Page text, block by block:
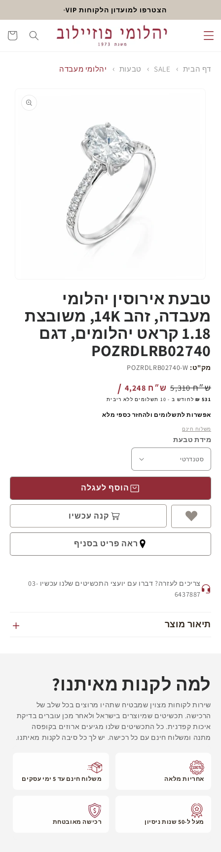
הצטרפו למועדון הלקוחות VIP
עגלה
דף הבית SALE טבעות יהלומי מעבדה
modal
טבעת אירוסין יהלומי
מעבדה, זהב 14K, משובצת
1.18 קראט יהלומים, דגם
POZRDLRB02740
מק"ט: POZRDLRB02740-W
מחיר
רגיל
4,248 ש״ח 5,310 ש״ח
לחודש ב - 10 תשלומים ללא ריבית
אפשרות לתשלומים ולהחזר כספי מלא
משלוח חינם
מדיניות משלוח
קיימות 2 אלטרנטיבות למשלוח:
איסוף מהסניף הקרוב 2-5 ימי עסקים – ללא עלות. ניתן לסמן
שליח עד הבית תוך 5 ימי עסקים (משלוח מהיר) – ללא עלות.
מסירת ההזמנה נעשית באמצעות מסירה אישית לידי המזמין,
ועל המזמין להצטייד בתעודה מזהה ואמצעי התשלום אשר אתו
ביצע את ההזמנה, ולהציג אותם בפני השליח.
ייתכן עיקוב נוסף למשלוחים המיועדים להפצה באזורים
הערבה
בתקופות שקודמות לחגים ובמהלך החגים ייתכנו עיכובים
מידת טבעת
הוסף לעגלה
קנה עכשיו
ראה פריט בסניף
צריכים לעזרה? דברו עם יועצי התכשיטים שלנו עכשיו 03-
6437887
תיאור מוצר
אחריות מלאה משלוח חינם עד 5 ימי עסקים
מעל ל-50 שנות ניסיון רכישה מאובטחת
למה לקנות מאיתנו?
שירות לקוחות מצוין שמבטיח שתהיו מרוצים בכל שלב של
הרכישה. תכשיטים שמיוצרים בישראל ולאחר מכן עוברים בדיקת
איכות קפדנית. כל התכשיטים שלנו מגיעים ארוזים בקופסה
מתנה ומשלוח חינם עם כל רכישה. יש לך כל סיבה לקנות מאיתנו.